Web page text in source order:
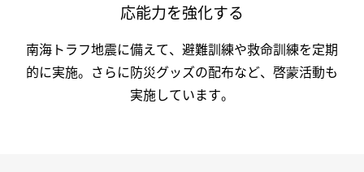
応能力を強化する
南海トラフ地震に備えて、避難訓練や救命訓練を定期
的に実施。さらに防災グッズの配布など、啓蒙活動も
実施しています。